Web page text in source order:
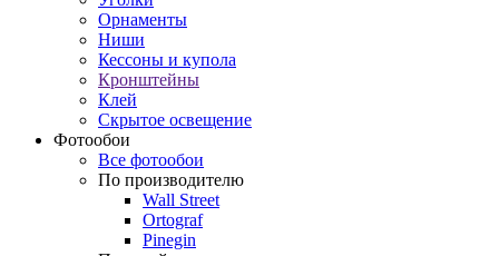
Орнаменты
Ниши
Кессоны и купола
Кронштейны
Клей
Скрытое освещение
Фотообои
Все фотообои
По производителю
Wall Street
Ortograf
Pinegin